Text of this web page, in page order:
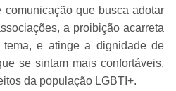
que busca adotar
a proibição acarreta
e atinge a dignidade de
se sintam mais confortáveis.
da população LGBTI+.